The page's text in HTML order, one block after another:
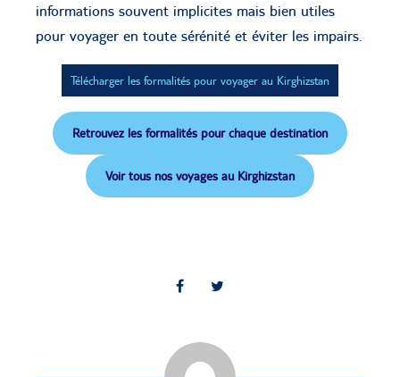
informations souvent implicites mais bien utiles
pour voyager en toute sérénité et éviter les impairs.
Télécharger les formalités pour voyager au Kirghizstan
Retrouvez les formalités pour chaque destination
Voir tous nos voyages au Kirghizstan